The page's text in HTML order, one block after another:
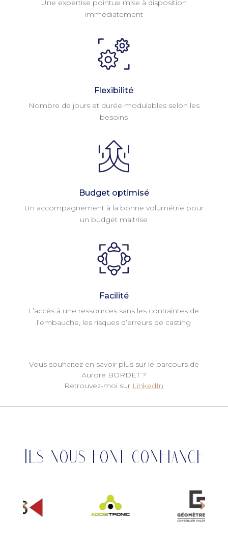
Une expertise pointue mise à disposition
immédiatement
Flexibilité
Nombre de jours et durée modulables selon les
besoins
Budget optimisé
Un accompagnement à la bonne volumétrie pour
un budget maitrise
Facilité
L’accès à une ressources sans les contraintes de
l’embauche, les risques d’erreurs de casting
Vous souhaitez en savoir plus sur le parcours de
Aurore BORDET ?
Retrouvez-moi sur LinkedIn
Ils nous font confiance